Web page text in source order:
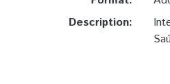
Description: